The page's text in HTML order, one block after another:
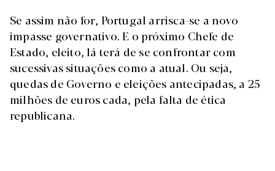
Se assim não for, Portugal arrisca-se a novo
impasse governativo. E o próximo Chefe de
Estado, eleito, lá terá de se confrontar com
sucessivas situações como a atual. Ou seja,
quedas de Governo e eleições antecipadas, a 25
milhões de euros cada, pela falta de ética
republicana.